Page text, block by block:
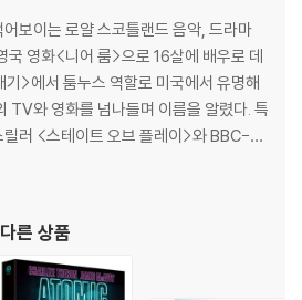
보이는 로얄 스코틀랜드 음악, 드라마
국 영화<니어 룸>으로 16살에 배우로 데
>에서 툼누스 역할로 미국에서 유명해
TV와 영화를 넘나들며 이름을 알렸다. 특
러 <스테이트 오브 플레이>와 BBC-2
기로 찬사를 받았으며, <인사이드 아임
영양실조 희생자가 된 로리 오시아 역으
2006년 엠파이어 영
른 상품